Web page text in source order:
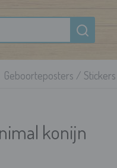
Geboorteposters / Stickers
konijn